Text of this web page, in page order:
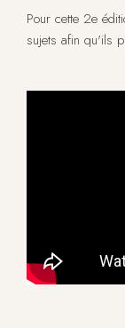
Pour cette 2e
sujets afin qu'ils